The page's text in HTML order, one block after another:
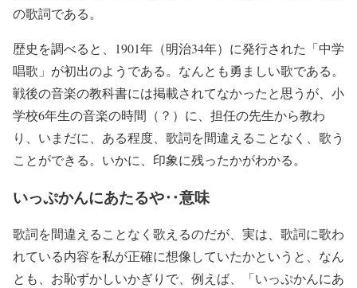
の歌詞である。
歴史を調べると、1901年（明治34年）に発行された「中学
唱歌」が初出のようである。なんとも勇ましい歌である。
戦後の音楽の教科書には掲載されてなかったと思うが、小
学校6年生の音楽の時間（？）に、担任の先生から教わ
り、いまだに、ある程度、歌詞を間違えることなく、歌う
ことができる。いかに、印象に残ったかがわかる。
いっぷかんにあたるや‥意味
歌詞を間違えることなく歌えるのだが、実は、歌詞に歌わ
れている内容を私が正確に想像していたかというと、なん
とも、お恥ずかしいかぎりで、例えば、「いっぷかんにあ